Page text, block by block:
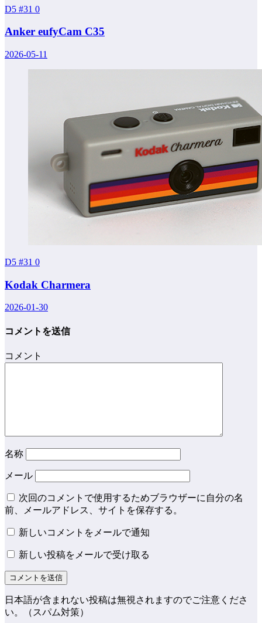
D5 #31 0
Anker eufyCam C35
2026-05-11
D5 #31 0
Kodak Charmera
2026-01-30
コメントを送信
コメント
名称
メール
次回のコメントで使用するためブラウザーに自分の名
前、メールアドレス、サイトを保存する。
新しいコメントをメールで通知
新しい投稿をメールで受け取る
日本語が含まれない投稿は無視されますのでご注意くださ
い。（スパム対策）